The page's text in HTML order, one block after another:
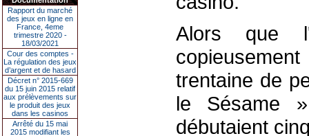
Rapport du marché
des jeux en ligne en
France, 4eme
trimestre 2020 -
18/03/2021
Cour des comptes -
La régulation des jeux
d’argent et de hasard
Décret n° 2015-669
du 15 juin 2015 relatif
aux prélèvements sur
le produit des jeux
dans les casinos
Arrêté du 15 mai
2015 modifiant les
Alors que
trentaine de
le Sésame
débutaient